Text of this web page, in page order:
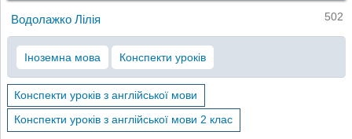
Водолажко Лілія 502
Іноземна мова Конспекти уроків
Конспекти уроків з англійської мови
Конспекти уроків з англійської мови 2 клас